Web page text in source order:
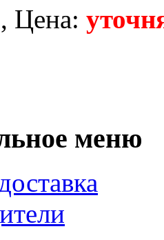
, Цена:
меню